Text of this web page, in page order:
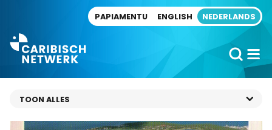
PAPIAMENTU ENGLISH NEDERLANDS